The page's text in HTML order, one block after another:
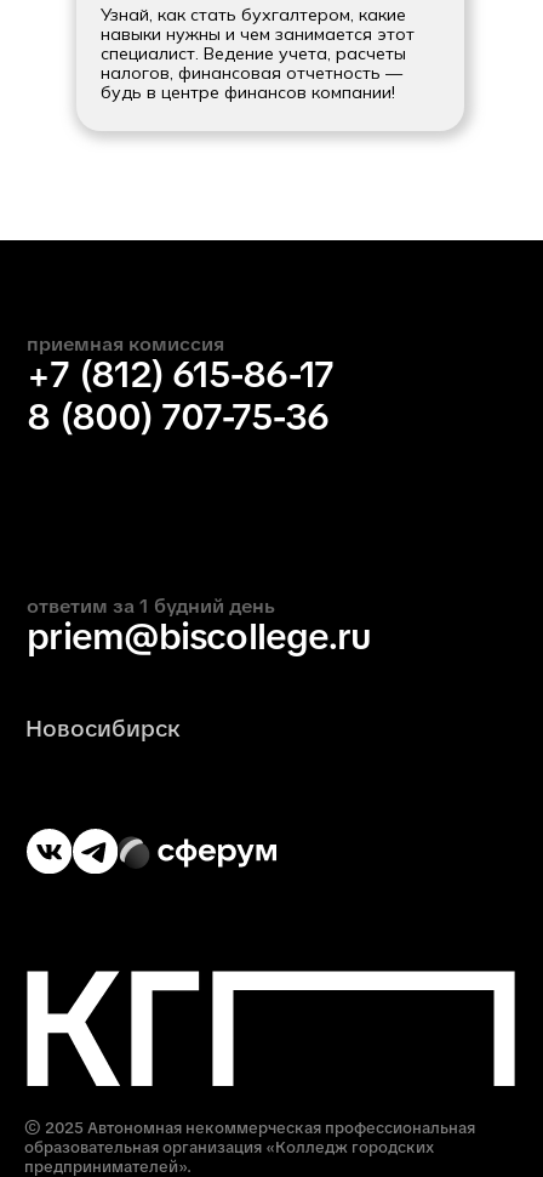
Узнай, как стать бухгалтером, какие
навыки нужны и чем занимается этот
специалист. Ведение учета, расчеты
налогов, финансовая отчетность —
будь в центре финансов компании!
Дополнительное
образование